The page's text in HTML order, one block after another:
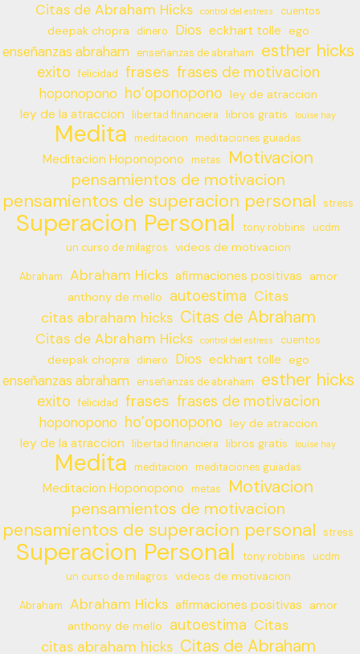
Citas de Abraham Hicks control del estress cuentos
deepak chopra dinero Dios eckhart tolle ego
enseñanzas abraham enseñanzas de abraham esther hicks
exito felicidad frases frases de motivacion
hoponopono ho’oponopono ley de atraccion
ley de la atraccion libertad financiera libros gratis louise hay
Medita meditacion meditaciones guiadas
Meditacion Hoponopono metas Motivacion
pensamientos de motivacion
pensamientos de superacion personal stress
Superacion Personal tony robbins
ucdm
un curso de milagros
videos de motivacion
Abraham Abraham Hicks afirmaciones positivas
amor
anthony de mello
autoestima Citas
citas abraham hicks Citas de Abraham
Citas de Abraham Hicks control del estress cuentos
deepak chopra dinero Dios eckhart tolle ego
enseñanzas abraham enseñanzas de abraham esther hicks
exito felicidad frases frases de motivacion
hoponopono ho’oponopono ley de atraccion
ley de la atraccion libertad financiera libros gratis louise hay
Medita meditacion meditaciones guiadas
Meditacion Hoponopono metas Motivacion
pensamientos de motivacion
pensamientos de superacion personal stress
Superacion Personal tony robbins
ucdm
un curso de milagros
videos de motivacion
Abraham Abraham Hicks afirmaciones positivas
amor
anthony de mello
autoestima Citas
citas abraham hicks Citas de Abraham